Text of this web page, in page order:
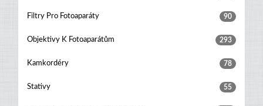
Filtry Pro Fotoaparáty 90
Objektivy K Fotoaparátům 293
Kamkordéry 78
Stativy 55